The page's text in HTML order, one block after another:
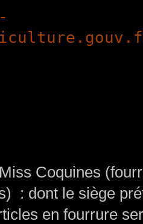
Coquines
: dont le siège
en fourrure